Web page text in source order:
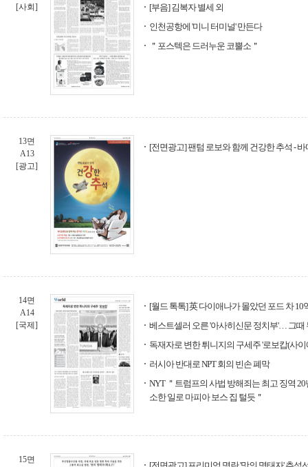
[사회]
[부음] 김복자 별세 외
인천공항에 '미니 터미널' 만든다
＂포스텍은 드러누운 코뿔소＂
13면
A13
[광고]
[전면광고] 팬텀 로보와 함께 건강한 추석 -
14면
A14
[국제]
[월드 톡톡] 英 다이애나가 몰았던 포드 차 10
베스트셀러 오른 '아사히신문 정치부'… 그때
독재자로 변한 튀니지의 구세주 '로보캅(사
러시아 반대로 NPT 회의 빈손 폐막
NYT ＂트럼프의 사법 방해죄는 최고 징역 20
소한 일로 마피아 보스 집 털듯＂
15면